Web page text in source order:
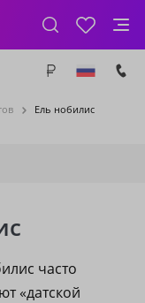
Ель нобилис
часто
«датской